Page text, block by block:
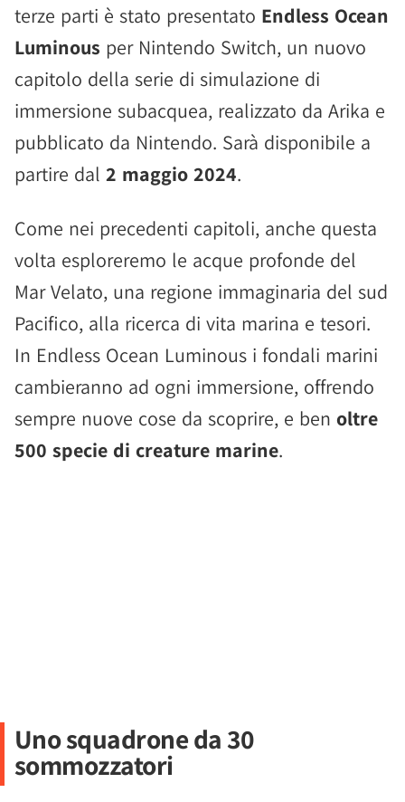
terze parti è stato presentato Endless Ocean
Luminous per Nintendo Switch, un nuovo
capitolo della serie di simulazione di
immersione subacquea, realizzato da Arika e
pubblicato da Nintendo. Sarà disponibile a
partire dal 2 maggio 2024.
Come nei precedenti capitoli, anche questa
volta esploreremo le acque profonde del
Mar Velato, una regione immaginaria del sud
Pacifico, alla ricerca di vita marina e tesori.
In Endless Ocean Luminous i fondali marini
cambieranno ad ogni immersione, offrendo
sempre nuove cose da scoprire, e ben oltre
500 specie di creature marine.
Uno squadrone da 30
sommozzatori